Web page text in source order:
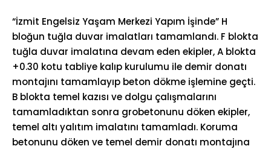
“İzmit Engelsiz Yaşam Merkezi Yapım İşinde” H
bloğun tuğla duvar imalatları tamamlandı. F blokta
tuğla duvar imalatına devam eden ekipler, A blokta
+0.30 kotu tabliye kalıp kurulumu ile demir donatı
montajını tamamlayıp beton dökme işlemine geçti.
B blokta temel kazısı ve dolgu çalışmalarını
tamamladıktan sonra grobetonunu döken ekipler,
temel altı yalıtım imalatını tamamladı. Koruma
betonunu döken ve temel demir donatı montajına